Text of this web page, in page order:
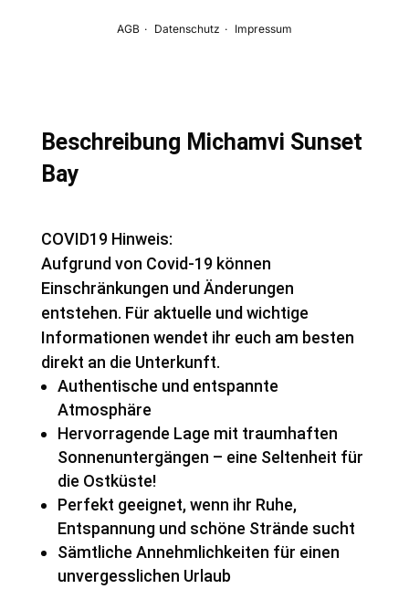
Beschreibung Michamvi Sunset
Bay
COVID19 Hinweis:
Aufgrund von Covid-19 können
Einschränkungen und Änderungen
entstehen. Für aktuelle und wichtige
Informationen wendet ihr euch am besten
direkt an die Unterkunft.
Authentische und entspannte
Atmosphäre
Hervorragende Lage mit traumhaften
Sonnenuntergängen – eine Seltenheit für
die Ostküste!
Perfekt geeignet, wenn ihr Ruhe,
Entspannung und schöne Strände sucht
Sämtliche Annehmlichkeiten für einen
unvergesslichen Urlaub